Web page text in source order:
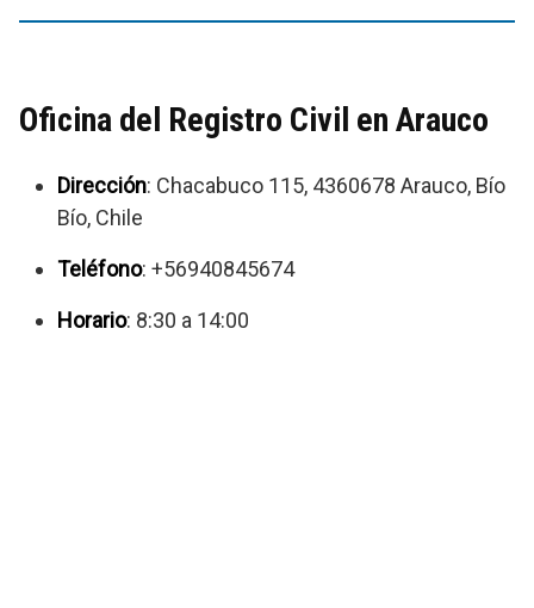
Oficina del Registro Civil en Arauco
Dirección: Chacabuco 115, 4360678 Arauco, Bío
Bío, Chile
Teléfono: +56940845674
Horario: 8:30 a 14:00